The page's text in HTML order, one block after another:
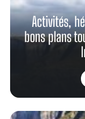
Activités,
bons plans